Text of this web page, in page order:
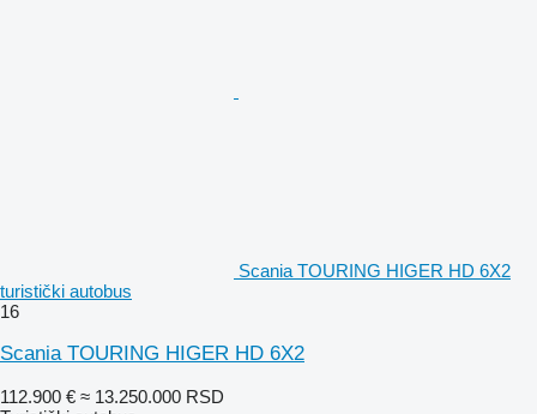
Scania TOURING HIGER HD 6X2
turistički autobus
16
Scania TOURING HIGER HD 6X2
112.900 € ≈ 13.250.000 RSD